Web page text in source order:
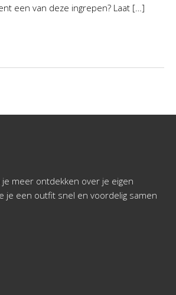
een van deze ingrepen? Laat […]
je meer ontdekken over je eigen
je een outfit snel en voordelig samen